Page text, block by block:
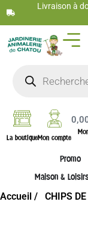
Livraison à
La boutiqueMon compte
Promo
Maison &
Accueil / CHIPS